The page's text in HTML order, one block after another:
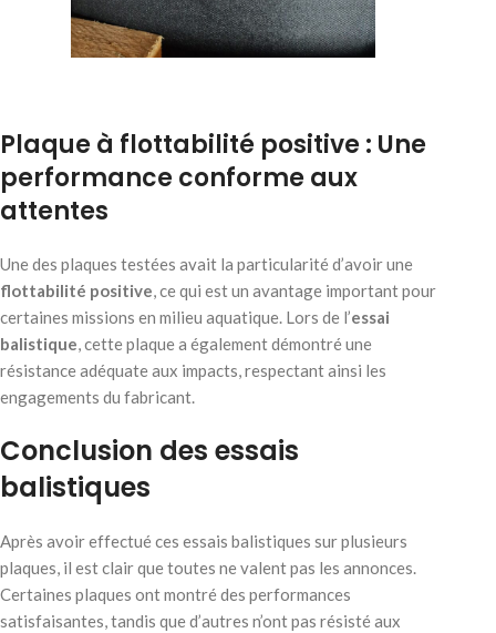
Plaque à flottabilité positive : Une
performance conforme aux
attentes
Une des plaques testées avait la particularité d’avoir une
flottabilité positive, ce qui est un avantage important pour
certaines missions en milieu aquatique. Lors de l’essai
balistique, cette plaque a également démontré une
résistance adéquate aux impacts, respectant ainsi les
engagements du fabricant.
Conclusion des essais
balistiques
Après avoir effectué ces essais balistiques sur plusieurs
plaques, il est clair que toutes ne valent pas les annonces.
Certaines plaques ont montré des performances
satisfaisantes, tandis que d’autres n’ont pas résisté aux